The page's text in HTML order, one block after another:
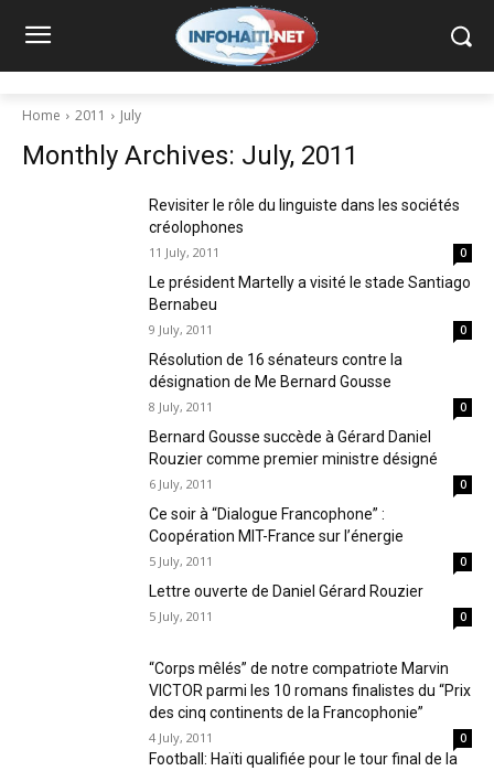
Home 2011 July
Monthly Archives: July, 2011
Revisiter le rôle du linguiste dans les sociétés
créolophones
11 July, 2011 0
Le président Martelly a visité le stade Santiago
Bernabeu
9 July, 2011 0
Résolution de 16 sénateurs contre la
désignation de Me Bernard Gousse
8 July, 2011 0
Bernard Gousse succède à Gérard Daniel
Rouzier comme premier ministre désigné
6 July, 2011 0
Ce soir à “Dialogue Francophone” :
Coopération MIT-France sur l’énergie
5 July, 2011 0
Lettre ouverte de Daniel Gérard Rouzier
5 July, 2011 0
“Corps mêlés” de notre compatriote Marvin
VICTOR parmi les 10 romans finalistes du “Prix
des cinq continents de la Francophonie”
4 July, 2011 0
Football: Haïti qualifiée pour le tour final de la